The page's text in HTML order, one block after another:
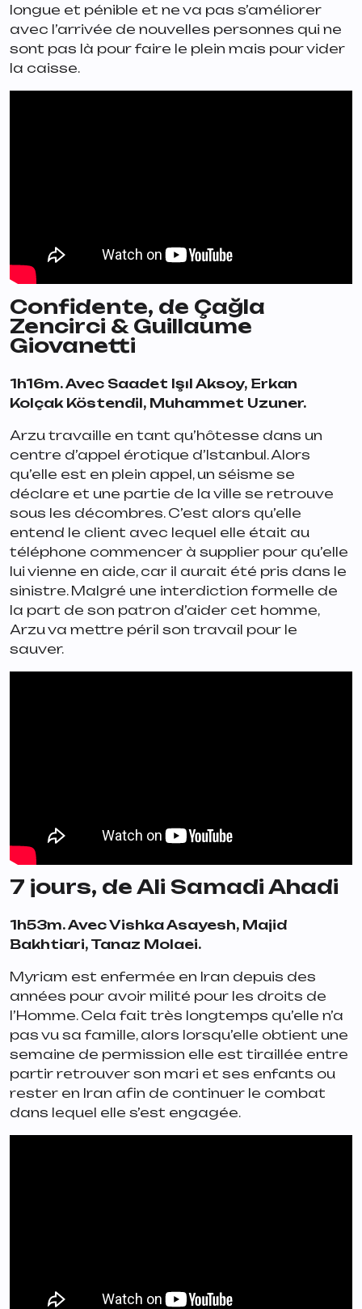
longue et pénible et ne va pas s’améliorer
avec l’arrivée de nouvelles personnes qui ne
sont pas là pour faire le plein mais pour vider
la caisse.
Confidente, de Çağla
Zencirci & Guillaume
Giovanetti
1h16m. Avec Saadet Işıl Aksoy, Erkan
Kolçak Köstendil, Muhammet Uzuner.
Arzu travaille en tant qu’hôtesse dans un
centre d’appel érotique d’Istanbul. Alors
qu’elle est en plein appel, un séisme se
déclare et une partie de la ville se retrouve
sous les décombres. C’est alors qu’elle
entend le client avec lequel elle était au
téléphone commencer à supplier pour qu’elle
lui vienne en aide, car il aurait été pris dans le
sinistre. Malgré une interdiction formelle de
la part de son patron d’aider cet homme,
Arzu va mettre péril son travail pour le
sauver.
7 jours, de Ali Samadi Ahadi
1h53m. Avec Vishka Asayesh, Majid
Bakhtiari, Tanaz Molaei.
Myriam est enfermée en Iran depuis des
années pour avoir milité pour les droits de
l’Homme. Cela fait très longtemps qu’elle n’a
pas vu sa famille, alors lorsqu’elle obtient une
semaine de permission elle est tiraillée entre
partir retrouver son mari et ses enfants ou
rester en Iran afin de continuer le combat
dans lequel elle s’est engagée.